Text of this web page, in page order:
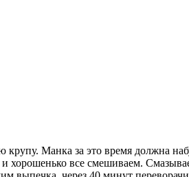
Манка за это время должна
хорошенько все смешиваем.